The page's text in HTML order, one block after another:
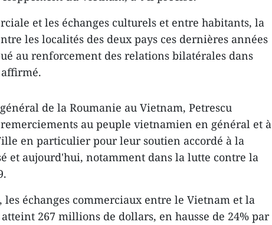
et les échanges culturels et entre habitants, la
les localités des deux pays ces dernières années
au renforcement des relations bilatérales dans
de la Roumanie au Vietnam, Petrescu
au peuple vietnamien en général et à
en particulier pour leur soutien accordé à la
et aujourd'hui, notamment dans la lutte contre la
les échanges commerciaux entre le Vietnam et la
267 millions de dollars, en hausse de 24% par